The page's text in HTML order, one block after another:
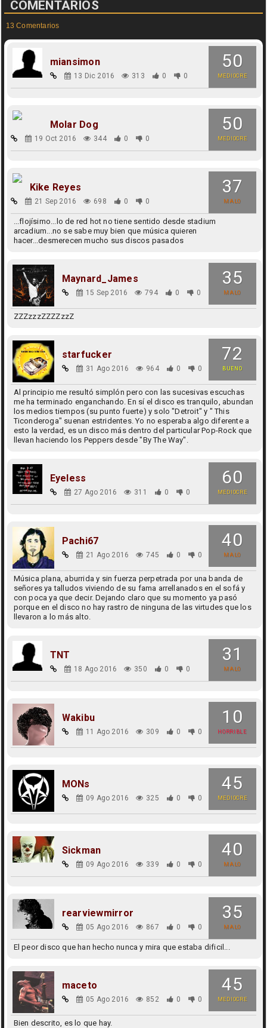
COMENTARIOS
13 Comentarios
50
MEDIOCRE
miansimon
13 Dic 2016 313 0 0
50
MEDIOCRE
Molar Dog
19 Oct 2016 344 0 0
37
MALO
Kike Reyes
21 Sep 2016 698 0 0
...flojísimo...lo de red hot no tiene sentido desde stadium
arcadium...no se sabe muy bien que música quieren
hacer...desmerecen mucho sus discos pasados
35
MALO
Maynard_James
15 Sep 2016 794 0 0
ZZZzzzZZZZzzZ
72
BUENO
starfucker
31 Ago 2016 964 0 0
Al principio me resultó simplón pero con las sucesivas escuchas
me ha terminado enganchando. En sí el disco es tranquilo, abundan
los medios tiempos (su punto fuerte) y solo "Detroit" y " This
Ticonderoga" suenan estridentes. Yo no esperaba algo diferente a
esto la verdad, es un disco más dentro del particular Pop-Rock que
llevan haciendo los Peppers desde "By The Way".
60
MEDIOCRE
Eyeless
27 Ago 2016 311 0 0
40
MALO
Pachi67
21 Ago 2016 745 0 0
Música plana, aburrida y sin fuerza perpetrada por una banda de
señores ya talludos viviendo de su fama arrellanados en el sofá y
con poca ya que decir. Dejando claro que su momento ya pasó
porque en el disco no hay rastro de ninguna de las virtudes que los
llevaron a lo más alto.
31
MALO
TNT
18 Ago 2016 350 0 0
10
HORRIBLE
Wakibu
11 Ago 2016 309 0 0
45
MEDIOCRE
MONs
09 Ago 2016 325 0 0
40
MALO
Sickman
09 Ago 2016 339 0 0
35
MALO
rearviewmirror
05 Ago 2016 867 0 0
El peor disco que han hecho nunca y mira que estaba dificil...
45
MEDIOCRE
maceto
05 Ago 2016 852 0 0
Bien descrito, es lo que hay.